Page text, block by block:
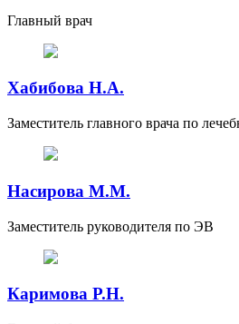
Главный врач
Хабибова Н.А.
Заместитель главного врача по
Насирова М.М.
Заместитель руководителя по ЭВ
Каримова Р.Н.